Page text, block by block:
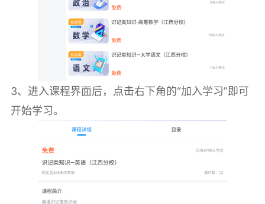
3、进入课程界面后，点击右下角的“加入学习”即可
开始学习。